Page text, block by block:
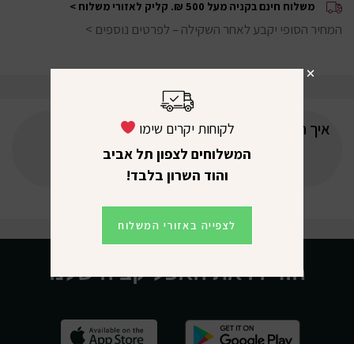
משלוח חינם בקניה מעל 500 ₪. קליק לאזורי משלוח >
המחיר הסופי יקבע לאחר השקילה – לפרטים נוספים >
איך תדרגו את המוצר?
הורידו את האפליקציה שלנו
לקוחות יקרים שימו
המשלוחים לצפון תל אביב
והוד השרון בלבד!
לצפייה באזורי המשלוח